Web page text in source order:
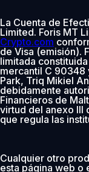
La Cuenta de
Limited. Foris MT
Crypto.com
de Visa (emisión).
limitada
mercantil C 90348
Park, Triq Mikiel
debidamente
Financieros de
virtud del anexo III
que regula las
Cualquier otro
esta página web o